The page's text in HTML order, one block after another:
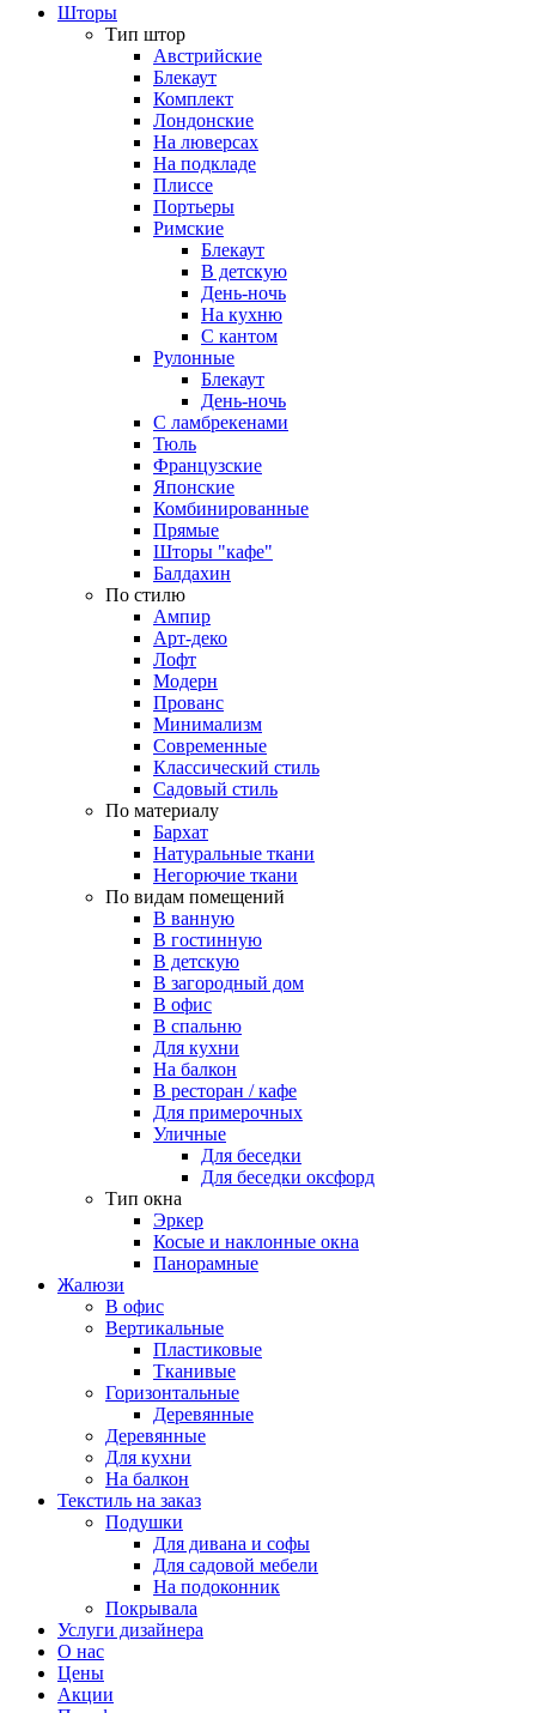
Шторы
Тип штор
Австрийские
Блекаут
Комплект
Лондонские
На люверсах
На подкладе
Плиссе
Портьеры
Римские
Блекаут
В детскую
День-ночь
На кухню
С кантом
Рулонные
Блекаут
День-ночь
С ламбрекенами
Тюль
Французские
Японские
Комбинированные
Прямые
Шторы "кафе"
Балдахин
По стилю
Ампир
Арт-деко
Лофт
Модерн
Прованс
Минимализм
Современные
Классический стиль
Садовый стиль
По материалу
Бархат
Натуральные ткани
Негорючие ткани
По видам помещений
В ванную
В гостинную
В детскую
В загородный дом
В офис
В спальню
Для кухни
На балкон
В ресторан / кафе
Для примерочных
Уличные
Для беседки
Для беседки оксфорд
Тип окна
Эркер
Косые и наклонные окна
Панорамные
Жалюзи
В офис
Вертикальные
Пластиковые
Тканивые
Горизонтальные
Деревянные
Деревянные
Для кухни
На балкон
Текстиль на заказ
Подушки
Для дивана и софы
Для садовой мебели
На подоконник
Покрывала
Услуги дизайнера
О нас
Цены
Акции